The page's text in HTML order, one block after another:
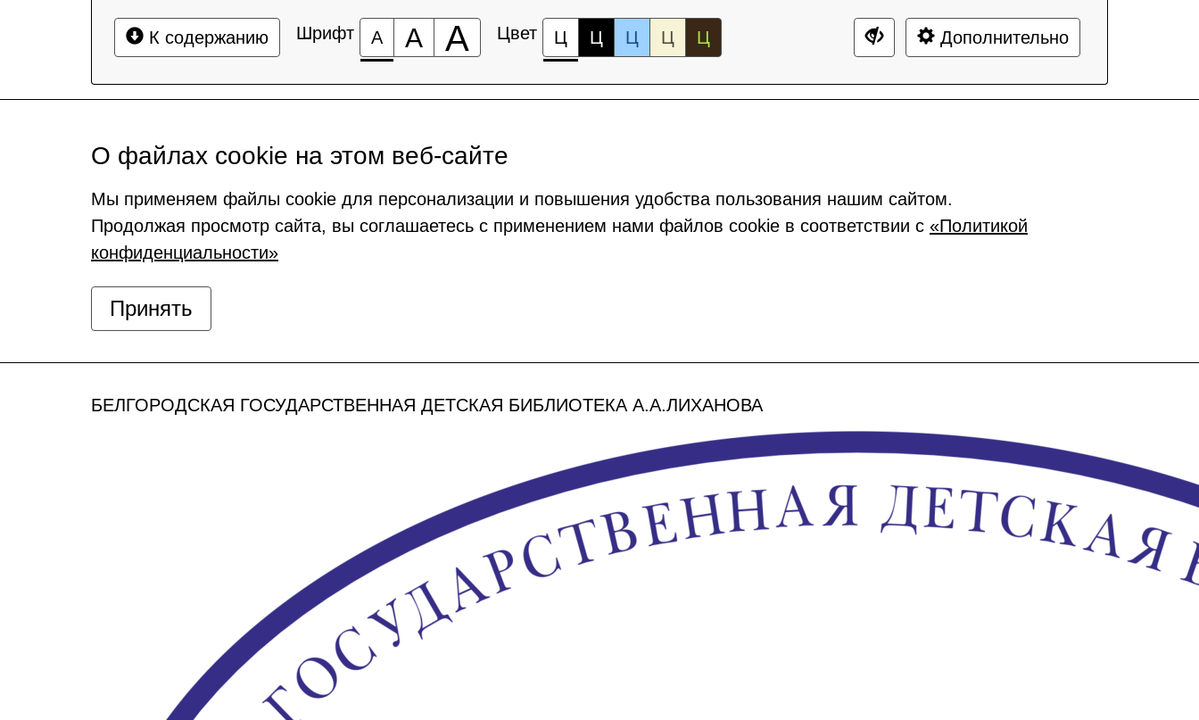
К содержанию Шрифт А А А Цвет Ц Ц Ц Ц Ц Дополнительно
О файлах cookie на этом веб-сайте
Мы применяем файлы cookie для персонализации и повышения удобства пользования нашим сайтом.
Продолжая просмотр сайта, вы соглашаетесь с применением нами файлов cookie в соответствии с «Политикой
конфиденциальности»
Принять
БЕЛГОРОДСКАЯ ГОСУДАРСТВЕННАЯ ДЕТСКАЯ БИБЛИОТЕКА А.А.ЛИХАНОВА